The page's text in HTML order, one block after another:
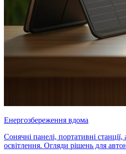
Енергозбереження вдома
Сонячні панелі, портативні
освітлення. Огляди рішень для